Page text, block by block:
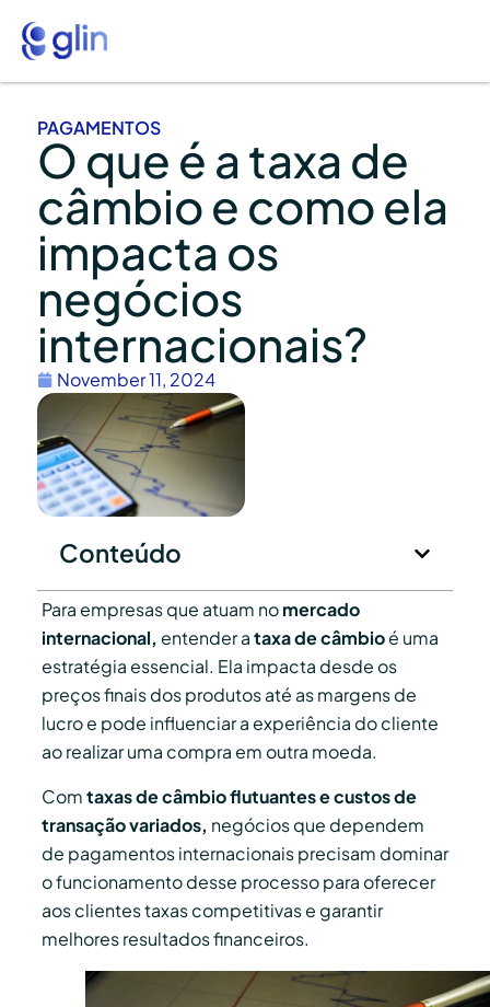
PAGAMENTOS
O que é a taxa de
câmbio e como ela
impacta os
negócios
internacionais?
November 11, 2024
Conteúdo
Para empresas que atuam nomercado
internacional, entender ataxa de câmbioé uma
estratégia essencial. Ela impacta desde os
preços finais dos produtos até as margens de
lucro e pode influenciar a experiência do cliente
ao realizar uma compra em outra moeda.
Comtaxas de câmbio flutuantes e custos de
transação variados, negócios que dependem
de pagamentos internacionais precisam dominar
o funcionamento desse processo para oferecer
aos clientes taxas competitivas e garantir
melhores resultados financeiros.